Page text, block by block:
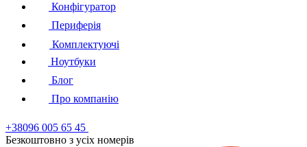
Конфігуратор
Периферія
Комплектуючі
Ноутбуки
Блог
Про компанію
+38096 005 65 45
Безкоштовно з усiх номерiв